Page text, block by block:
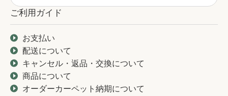
ご利用ガイド
お支払い
配送について
キャンセル・返品・交換について
商品について
オーダーカーペット納期について